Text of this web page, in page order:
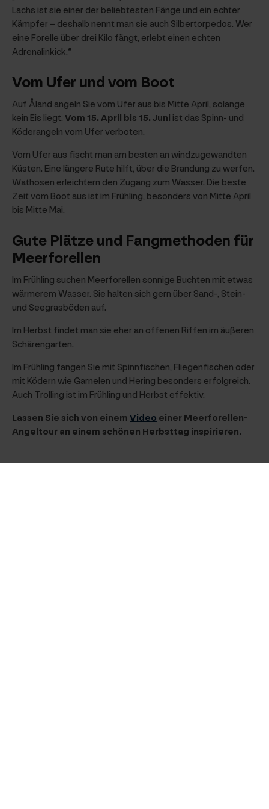
Lachs ist sie einer der beliebtesten Fänge und ein echter
Kämpfer – deshalb nennt man sie auch Silbertorpedos. Wer
eine Forelle über drei Kilo fängt, erlebt einen echten
Adrenalinkick.“
Vom Ufer und vom Boot
Auf Åland angeln Sie vom Ufer aus bis Mitte April, solange
kein Eis liegt. Vom 15. April bis 15. Juni ist das Spinn- und
Köderangeln vom Ufer verboten.
Vom Ufer aus fischt man am besten an windzugewandten
Küsten. Eine längere Rute hilft, über die Brandung zu werfen.
Wathosen erleichtern den Zugang zum Wasser. Die beste
Zeit vom Boot aus ist im Frühling, besonders von Mitte April
bis Mitte Mai.
Gute Plätze und Fangmethoden für
Meerforellen
Im Frühling suchen Meerforellen sonnige Buchten mit etwas
wärmerem Wasser. Sie halten sich gern über Sand-, Stein-
und Seegrasböden auf.
Im Herbst findet man sie eher an offenen Riffen im äußeren
Schärengarten.
Im Frühling fangen Sie mit Spinnfischen, Fliegenfischen oder
mit Ködern wie Garnelen und Hering besonders erfolgreich.
Auch Trolling ist im Frühling und Herbst effektiv.
Lassen Sie sich von einem Video einer Meerforellen-
Angeltour an einem schönen Herbsttag inspirieren.